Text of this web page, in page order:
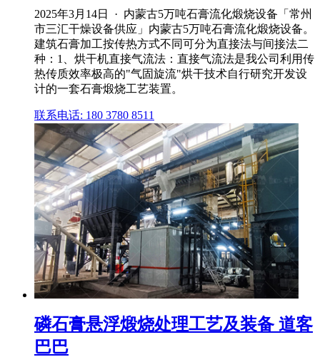
2025年3月14日 · 内蒙古5万吨石膏流化煅烧设备「常州
市三汇干燥设备供应」内蒙古5万吨石膏流化煅烧设备。
建筑石膏加工按传热方式不同可分为直接法与间接法二
种：1、烘干机直接气流法：直接气流法是我公司利用传
热传质效率极高的"气固旋流"烘干技术自行研究开发设
计的一套石膏煅烧工艺装置。
联系电话: 180 3780 8511
磷石膏悬浮煅烧处理工艺及装备 道客
巴巴